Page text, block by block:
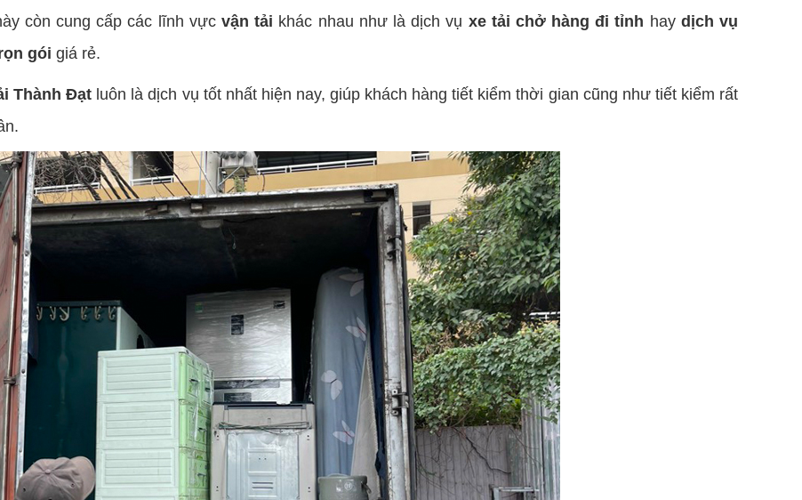
còn cung cấp các lĩnh vực vận tải khác nhau như là dịch vụ xe tải chở hàng đi tỉnh hay dịch vụ
gói giá rẻ.
Thành Đạt luôn là dịch vụ tốt nhất hiện nay, giúp khách hàng tiết kiểm thời gian cũng như tiết kiểm rất